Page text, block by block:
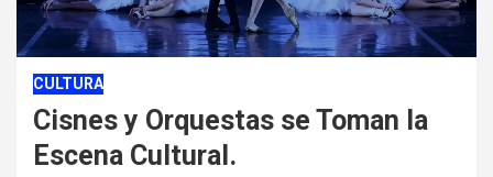
CULTURA
Cisnes y Orquestas se Toman la
Escena Cultural.